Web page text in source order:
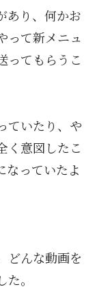
あり、何かお
って新メニュ
ってもらうこ
ていたり、や
く意図したこ
なっていたよ
どんな動画を
。